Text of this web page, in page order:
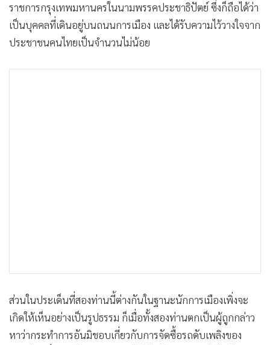
ต่างประเทศ
• Special Scoop
• ญี่ปุ่น
• News1
• Gotomanager
ราชการกรุงเทพมหานครในนามพรรคประชาธิปัตย์ ซึ่งก็ถือได้ว่า
เป็นบุคคลที่เดินอยู่บนถนนการเมือง และได้รับความไว้วางใจจาก
ประชาชนคนไทยเป็นจำนวนไม่น้อย
ส่วนในประเด็นที่สองท่านนี้ต่างกันในฐานะนักการเมืองเพิ่งจะ
เกิดให้เห็นอย่างเป็นรูปธรรม ก็เมื่อทั้งสองท่านตกเป็นผู้ถูกกล่าว
หาว่ากระทำการอันมิชอบเกี่ยวกับการจัดซื้อรถดับเพลิงของ